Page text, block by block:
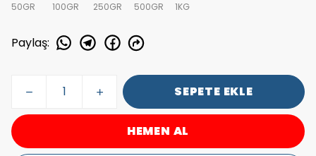
50GR 100GR 250GR 500GR 1KG
Paylaş:
SEPETE EKLE
HEMEN AL